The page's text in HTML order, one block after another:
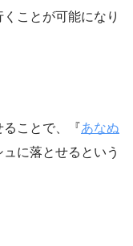
ことが可能になり
ることで、『あなぬ
に落とせるという